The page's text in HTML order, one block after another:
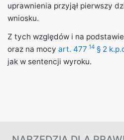
uprawnienia przyjął pierwszy
wniosku.
Z tych względów i na
oraz na mocy art. 477 14 § 2
jak w sentencji wyroku.